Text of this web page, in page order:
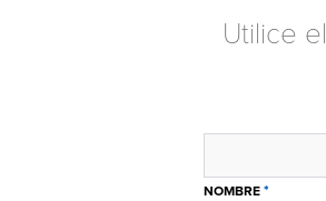
Utilice
NOMBRE *